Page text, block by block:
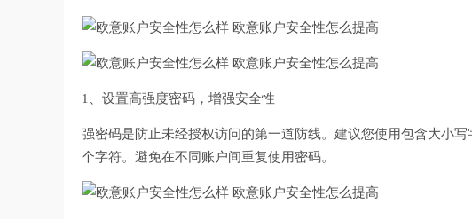
1、设置高强度密码，增强安全性
强密码是防止未经授权访问的第一道防线。建议您使用包含大小
个字符。避免在不同账户间重复使用密码。